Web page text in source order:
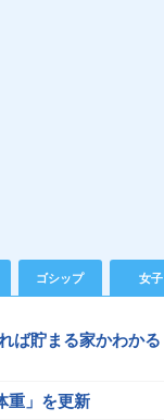
ゴシップ 女子
ば貯まる家かわかる
重」を更新